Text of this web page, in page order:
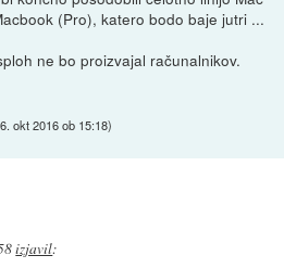
(Pro), katero bodo baje jutri ...
ne bo proizvajal računalnikov.
okt 2016 ob 15:18)
izjavil: